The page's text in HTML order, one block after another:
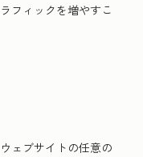
フィックを増やすこ
ェブサイトの任意の